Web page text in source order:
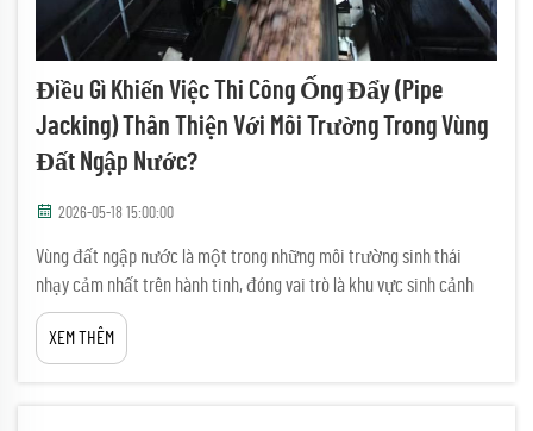
Điều Gì Khiến Việc Thi Công Ống Đẩy (pipe
Jacking) Thân Thiện Với Môi Trường Trong Vùng
Đất Ngập Nước?
2026-05-18 15:00:00
Vùng đất ngập nước là một trong những môi trường sinh thái
nhạy cảm nhất trên hành tinh, đóng vai trò là khu vực sinh cảnh
quan trọng cho động vật hoang dã, hệ thống lọc nước tự nhiên và
khu vực lưu giữ carbon. Khi cơ sở hạ tầng kỹ thuật ngầm phải đi
qua hoặc gần vùng đất ngập nước...
XEM THÊM